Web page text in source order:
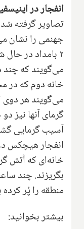
انفجار در
تصاویر گرفته
جهنمی را نشان
۲ بامداد در
می‌گویند که چند
خانه دوم که در
می‌گویند هر دوی
گرمای آنها نیز
آسیب گرمایی
انفجار هیچکس
خانه‌ای که آتش
بگریزند. چند
منطقه را پُر کرده
بیشتر بخوانید: